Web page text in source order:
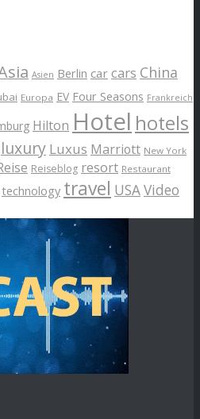
Asien Berlin car cars China
Europa EV Four Seasons Frankreich
Hilton Hotel hotels
luxury Luxus Marriott New York
Reiseblog resort Restaurant
technology travel USAVideo